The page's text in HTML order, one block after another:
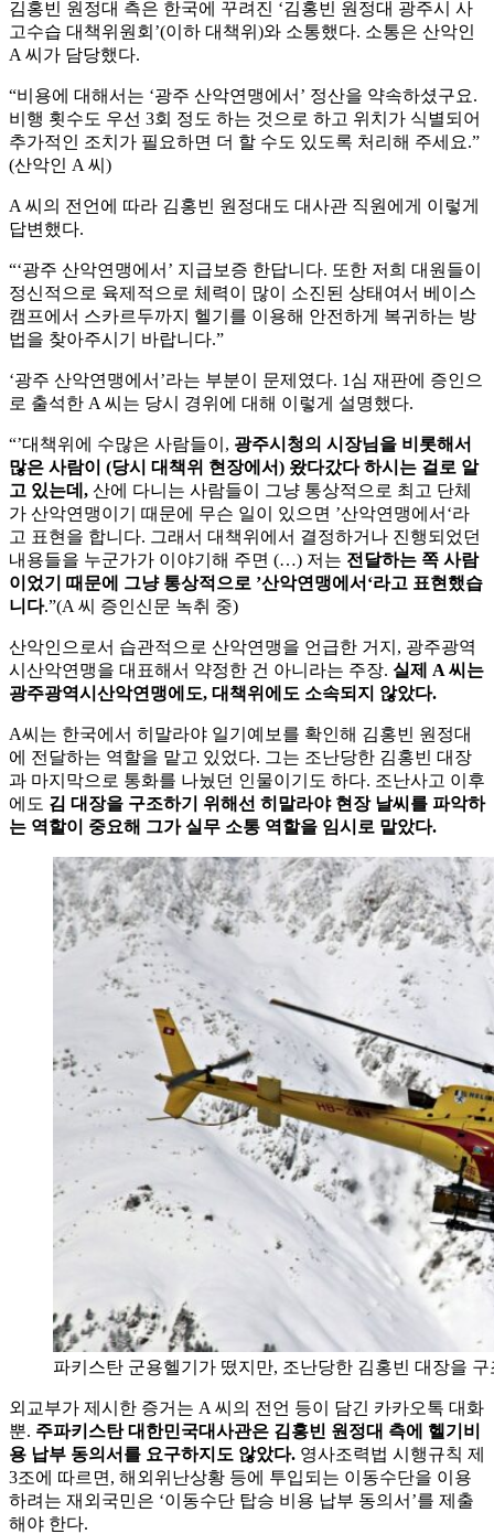
김홍빈 원정대 측은 한국에 꾸려진 ‘김홍빈 원정대 광주시 사
고수습 대책위원회’(이하 대책위)와 소통했다. 소통은 산악인
A 씨가 담당했다.
“비용에 대해서는 ‘광주 산악연맹에서’ 정산을 약속하셨구요.
비행 횟수도 우선 3회 정도 하는 것으로 하고 위치가 식별되어
추가적인 조치가 필요하면 더 할 수도 있도록 처리해 주세요.”
(산악인 A 씨)
A 씨의 전언에 따라 김홍빈 원정대도 대사관 직원에게 이렇게
답변했다.
“‘광주 산악연맹에서’ 지급보증 한답니다. 또한 저희 대원들이
정신적으로 육제적으로 체력이 많이 소진된 상태여서 베이스
캠프에서 스카르두까지 헬기를 이용해 안전하게 복귀하는 방
법을 찾아주시기 바랍니다.”
‘광주 산악연맹에서’라는 부분이 문제였다. 1심 재판에 증인으
로 출석한 A 씨는 당시 경위에 대해 이렇게 설명했다.
“’대책위에 수많은 사람들이, 광주시청의 시장님을 비롯해서
많은 사람이 (당시 대책위 현장에서) 왔다갔다 하시는 걸로 알
고 있는데, 산에 다니는 사람들이 그냥 통상적으로 최고 단체
가 산악연맹이기 때문에 무슨 일이 있으면 ’산악연맹에서‘라
고 표현을 합니다. 그래서 대책위에서 결정하거나 진행되었던
내용들을 누군가가 이야기해 주면 (…) 저는 전달하는 쪽 사람
이었기 때문에 그냥 통상적으로 ’산악연맹에서‘라고 표현했습
니다.”(A 씨 증인신문 녹취 중)
산악인으로서 습관적으로 산악연맹을 언급한 거지, 광주광역
시산악연맹을 대표해서 약정한 건 아니라는 주장. 실제 A 씨는
광주광역시산악연맹에도, 대책위에도 소속되지 않았다.
A씨는 한국에서 히말라야 일기예보를 확인해 김홍빈 원정대
에 전달하는 역할을 맡고 있었다. 그는 조난당한 김홍빈 대장
과 마지막으로 통화를 나눴던 인물이기도 하다. 조난사고 이후
에도 김 대장을 구조하기 위해선 히말라야 현장 날씨를 파악하
는 역할이 중요해 그가 실무 소통 역할을 임시로 맡았다.
파키스탄 군용헬기가 떴지만, 조난당한 김홍빈 대장을
외교부가 제시한 증거는 A 씨의 전언 등이 담긴 카카오톡 대화
뿐. 주파키스탄 대한민국대사관은 김홍빈 원정대 측에 헬기비
용 납부 동의서를 요구하지도 않았다. 영사조력법 시행규칙 제
3조에 따르면, 해외위난상황 등에 투입되는 이동수단을 이용
하려는 재외국민은 ‘이동수단 탑승 비용 납부 동의서’를 제출
해야 한다.